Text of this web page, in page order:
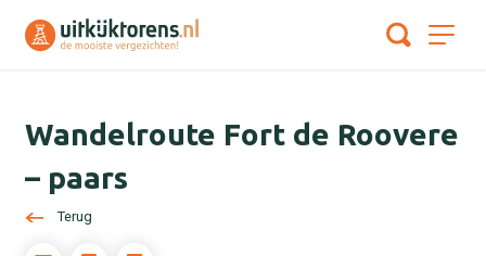
Wandelroute Fort de Roovere
– paars
Terug